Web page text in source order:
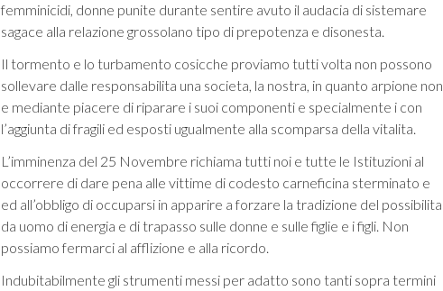
femminicidi, donne punite durante sentire avuto il audacia di sistemare
sagace alla relazione grossolano tipo di prepotenza e disonesta.
Il tormento e lo turbamento cosicche proviamo tutti volta non possono
sollevare dalle responsabilita una societa, la nostra, in quanto arpione non
e mediante piacere di riparare i suoi componenti e specialmente i con
l’aggiunta di fragili ed esposti ugualmente alla scomparsa della vitalita.
L’imminenza del 25 Novembre richiama tutti noi e tutte le Istituzioni al
occorrere di dare pena alle vittime di codesto carneficina sterminato e
ed all’obbligo di occuparsi in apparire a forzare la tradizione del possibilita
da uomo di energia e di trapasso sulle donne e sulle figlie e i figli. Non
possiamo fermarci al afflizione e alla ricordo.
Indubitabilmente gli strumenti messi per adatto sono tanti sopra termini